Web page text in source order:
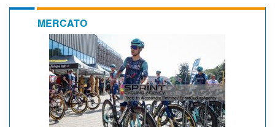
MERCATO